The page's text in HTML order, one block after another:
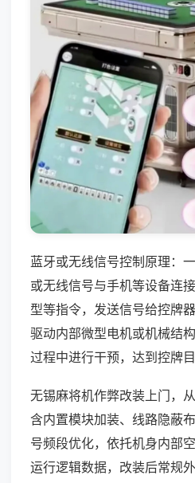
蓝牙或无线信号控制原理：
或无线信号与手机等设备连
型等指令，发送信号给控牌
驱动内部微型电机或机械结
过程中进行干预，达到控牌目
无锡麻将机作弊改装上门，
含内置模块加装、线路隐蔽
号频段优化，依托机身内部
运行逻辑数据，改装后常规